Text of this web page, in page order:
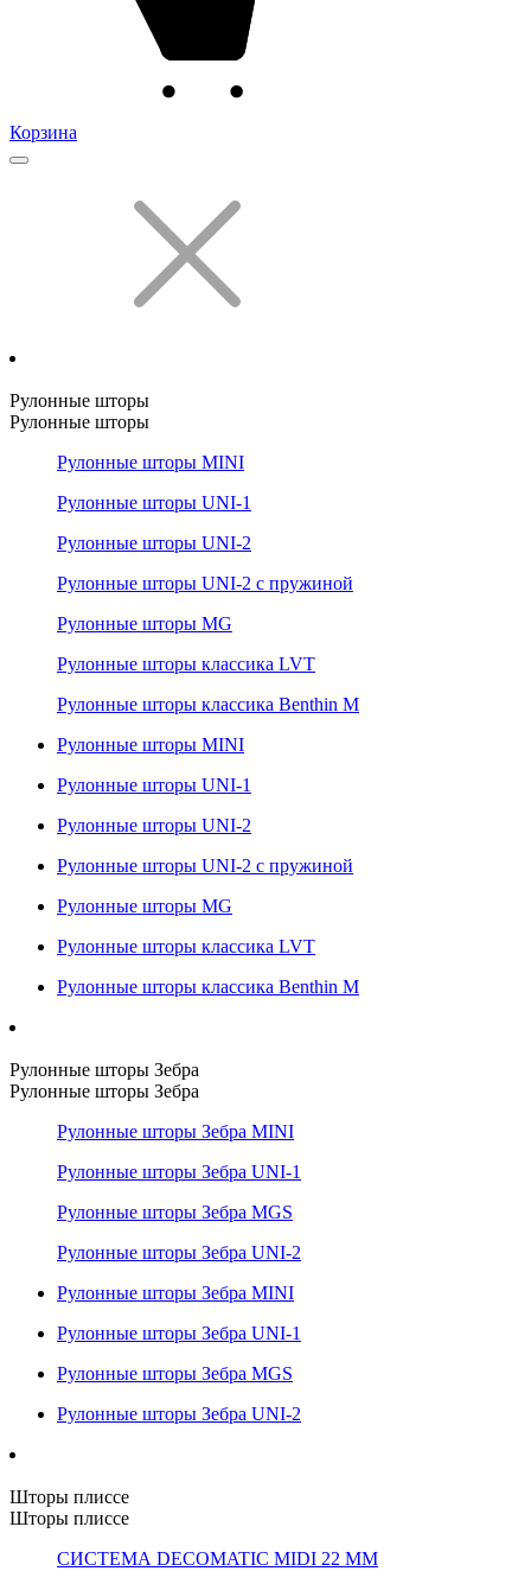
Корзина
Рулонные шторы
Рулонные шторы
Рулонные шторы MINI
Рулонные шторы UNI-1
Рулонные шторы UNI-2
Рулонные шторы UNI-2 с пружиной
Рулонные шторы MG
Рулонные шторы классика LVT
Рулонные шторы классика Benthin M
Рулонные шторы MINI
Рулонные шторы UNI-1
Рулонные шторы UNI-2
Рулонные шторы UNI-2 с пружиной
Рулонные шторы MG
Рулонные шторы классика LVT
Рулонные шторы классика Benthin M
Рулонные шторы Зебра
Рулонные шторы Зебра
Рулонные шторы Зебра MINI
Рулонные шторы Зебра UNI-1
Рулонные шторы Зебра MGS
Рулонные шторы Зебра UNI-2
Рулонные шторы Зебра MINI
Рулонные шторы Зебра UNI-1
Рулонные шторы Зебра MGS
Рулонные шторы Зебра UNI-2
Шторы плиссе
Шторы плиссе
СИСТЕМА DECOMATIC MIDI 22 ММ